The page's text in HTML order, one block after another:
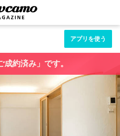
アプリを使う
成約済み」です。